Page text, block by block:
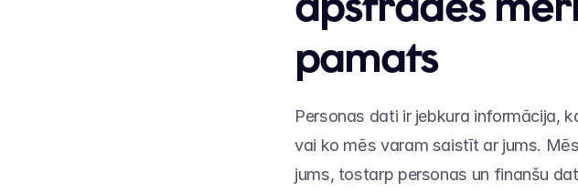
pamats
Personas dati ir jebkura informācija,
vai ko mēs varam saistīt ar jums.
jums, tostarp personas un finanšu